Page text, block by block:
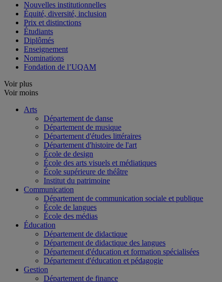
Nouvelles institutionnelles
Équité, diversité, inclusion
Prix et distinctions
Étudiants
Diplômés
Enseignement
Nominations
Fondation de l’UQAM
Voir plus
Voir moins
Arts
Département de danse
Département de musique
Département d'études littéraires
Département d'histoire de l'art
École de design
École des arts visuels et médiatiques
École supérieure de théâtre
Institut du patrimoine
Communication
Département de communication sociale et publique
École de langues
École des médias
Éducation
Département de didactique
Département de didactique des langues
Département d'éducation et formation spécialisées
Département d'éducation et pédagogie
Gestion
Département de finance